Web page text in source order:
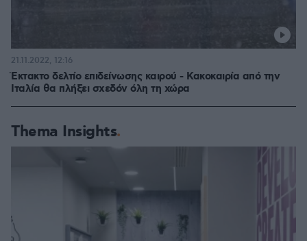
Έκτακτο δελτίο επιδείνωσης καιρού - Κακοκαιρία από την
Ιταλία θα πλήξει σχεδόν όλη τη χώρα
21.11.2022, 12:16
Thema Insights